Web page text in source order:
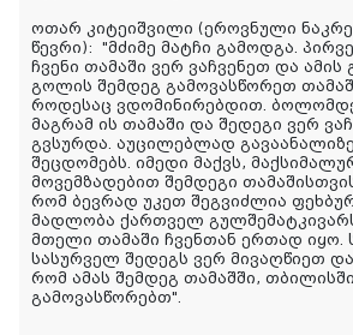
ოთარ კიტეიშვილი (ეროვნული
წევრი): "მძიმე მატჩი გამოდგა.
ჩვენი თამაში ვერ ვაჩვენეთ და ამის
გოლის შემდეგ გამოვასწორეთ
როდესაც ვდომინირებდით.
მაგრამ ის თამაში და შედეგი ვერ
გვსურდა. აუცილებლად
შეცდომებს. იმედი მაქვს,
მოვემზადებით შემდეგი
რომ ბევრად უკეთ შეგვიძლია
მადლობა ქართველ
მთელი თამაში ჩვენთან ერთად იყო.
სასურველ შედეგს ვერ მივაღწიეთ და
რომ ამას შემდეგ თამაშში, თბილისში
გამოვასწორებთ".